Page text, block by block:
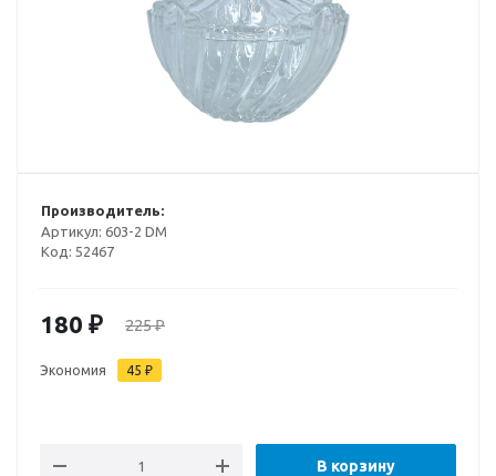
Производитель:
Артикул: 603-2 DM
Код: 52467
180 ₽ 225₽
Экономия 45 ₽
В корзину